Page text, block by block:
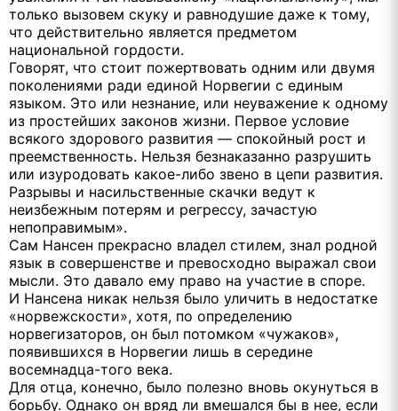
только вызовем скуку и равнодушие даже к тому,
что действительно является предметом
национальной гордости.
Говорят, что стоит пожертвовать одним или двумя
поколениями ради единой Норвегии с единым
языком. Это или незнание, или неуважение к одному
из простейших законов жизни. Первое условие
всякого здорового развития — спокойный рост и
преемственность. Нельзя безнаказанно разрушить
или изуродовать какое-либо звено в цепи развития.
Разрывы и насильственные скачки ведут к
неизбежным потерям и регрессу, зачастую
непоправимым».
Сам Нансен прекрасно владел стилем, знал родной
язык в совершенстве и превосходно выражал свои
мысли. Это давало ему право на участие в споре.
И Нансена никак нельзя было уличить в недостатке
«норвежскости», хотя, по определению
норвегизаторов, он был потомком «чужаков»,
появившихся в Норвегии лишь в середине
восемнадца-того века.
Для отца, конечно, было полезно вновь окунуться в
борьбу. Однако он вряд ли вмешался бы в нее, если